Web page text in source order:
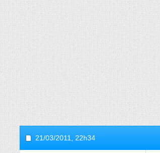
21/03/2011, 22h34